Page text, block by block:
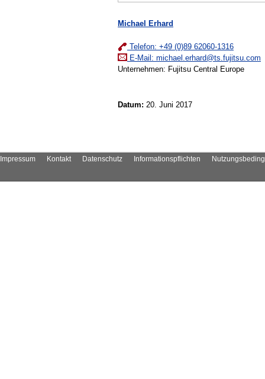
Michael Erhard
Telefon: +49 (0)89 62060-1316
E-Mail: michael.erhard@ts.fujitsu.com
Unternehmen: Fujitsu Central Europe
Datum: 20. Juni 2017
Impressum Kontakt Datenschutz Informationspflichten